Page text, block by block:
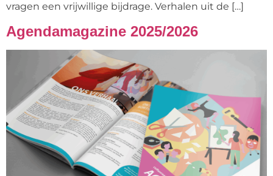
vragen een vrijwillige bijdrage. Verhalen uit de […]
Agendamagazine 2025/2026